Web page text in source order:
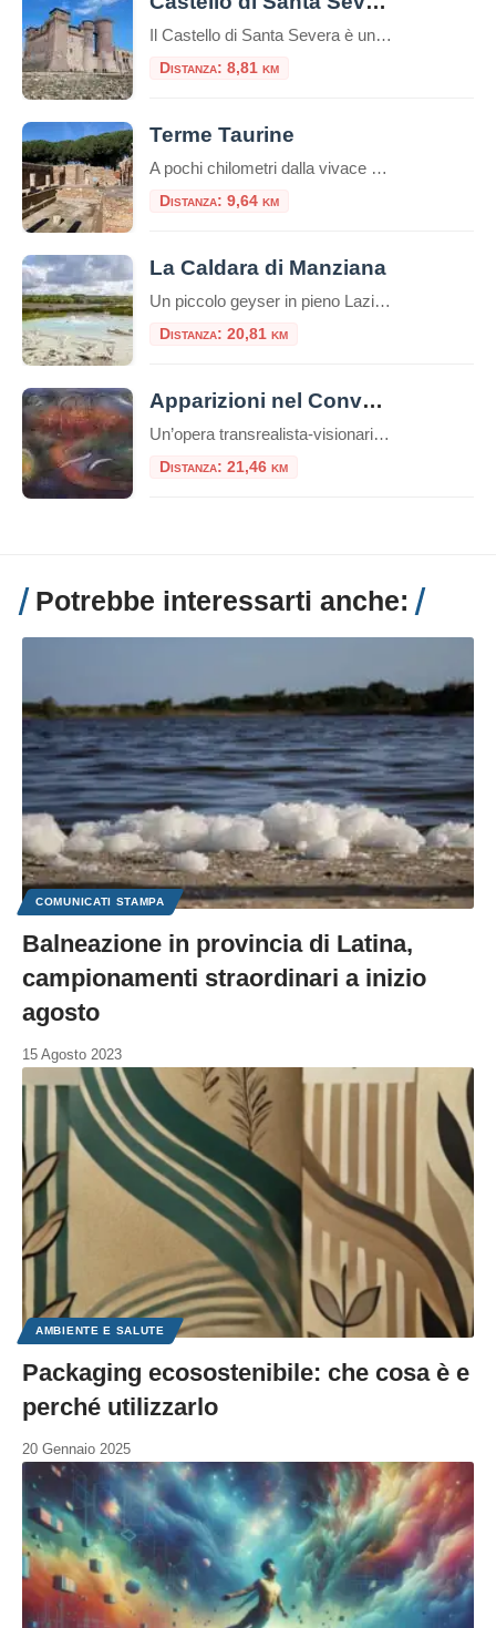
Il Castello di Santa Severa è un’imponente struttura situata lungo la costa tirrenica dell’Italia, nel comune di Santa Marinella, nella regione del Lazio. Questo castello medievale è noto per la sua posizione panoramica sul mare e la sua storia ricca di avvenimenti. Ecco alcuni punti salienti riguardo al Castello di Santa Severa:Indice dei contenutiStoria del […]
Distanza: 8,81 km
Terme Taurine
A pochi chilometri dalla vivace città portuale di Civitavecchia, su una verdeggiante collina che domina il Tirreno, sorge uno dei complessi termali romani più affascinanti e meglio conservati dell’Etruria meridionale: l’Area Archeologica delle Terme Taurine, conosciute anche come Terme di Traiano. Questo sito non è solo un complesso di antiche rovine, ma una vera e […]
Distanza: 9,64 km
La Caldara di Manziana
Un piccolo geyser in pieno Lazio La “callara” è il nome che viene dato, nel dialetto di queste zone a nord di Roma, alla Caldara di Manziana. Terra vulcanica, come ci ricordano anche le vicine solfatare della Macchia Grande e di Monterano e terra dell’antico vulcano Sabatino di cui restano testimonianza le terme di Stigliano, […]
Distanza: 20,81 km
Apparizioni nel Convento di San Bonaventura a Monterano
Un’opera transrealista-visionaria di Francesco Guadagnuolo ambientata nella provincia di Roma, mette in corrispondenza Monterano con il mistero del Convento di San Bonaventura, la bellissima facciata della Chiesa con la fontana ottagonale opere del Bernini. La Tuscia è un territorio arcaico, pieno di storia, memorie e narrazioni tradizionali, ricche di attrattive e misteri che avvolgono gli ambienti e le strutture della […]
Distanza: 21,46 km
Potrebbe interessarti anche:
COMUNICATI STAMPA
Balneazione in provincia di Latina,
campionamenti straordinari a inizio
agosto
15 Agosto 2023
AMBIENTE E SALUTE
Packaging ecosostenibile: che cosa è e
perché utilizzarlo
20 Gennaio 2025